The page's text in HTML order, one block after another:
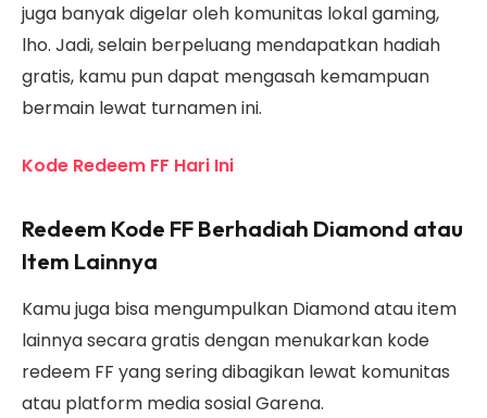
juga banyak digelar oleh komunitas lokal gaming,
lho. Jadi, selain berpeluang mendapatkan hadiah
gratis, kamu pun dapat mengasah kemampuan
bermain lewat turnamen ini.
Kode Redeem FF Hari Ini
Redeem Kode FF Berhadiah Diamond atau
Item Lainnya
Kamu juga bisa mengumpulkan Diamond atau item
lainnya secara gratis dengan menukarkan kode
redeem FF yang sering dibagikan lewat komunitas
atau platform media sosial Garena.